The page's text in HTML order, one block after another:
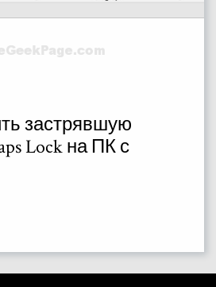
застрявшую
Lock на ПК с